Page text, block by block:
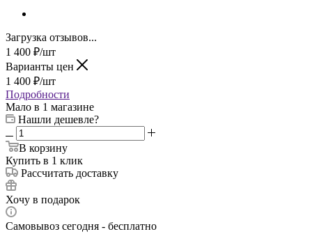
Загрузка отзывов...
1 400 ₽/шт
Варианты цен
1 400 ₽/шт
Подробности
Мало в 1 магазине
Нашли дешевле?
В корзину
Купить в 1 клик
Рассчитать доставку
Хочу в подарок
Самовывоз сегодня - бесплатно